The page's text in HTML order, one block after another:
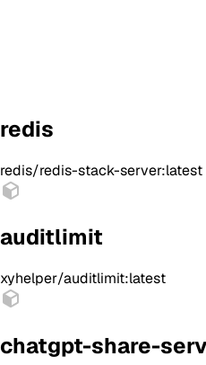
redis
redis/redis-stack-server:latest
auditlimit
xyhelper/auditlimit:latest
chatgpt-share-